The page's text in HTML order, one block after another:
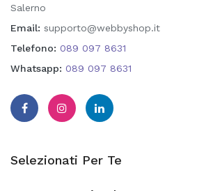
Salerno
Email: supporto@webbyshop.it
Telefono: 089 097 8631
Whatsapp: 089 097 8631
Selezionati Per Te